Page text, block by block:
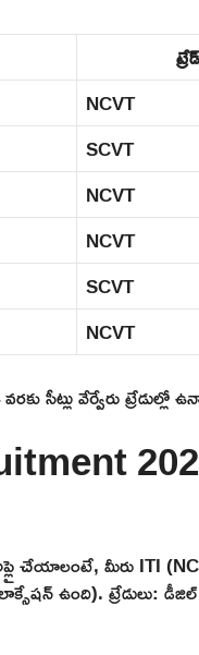
ట్రేడ్
NCVT
SCVT
NCVT
NCVT
SCVT
NCVT
సీట్లు వేర్వేరు
చేయాలంటే, మీరు ITI
ఉంది). ట్రేడులు: